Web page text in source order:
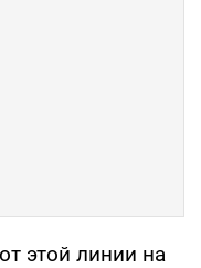
этой линии на